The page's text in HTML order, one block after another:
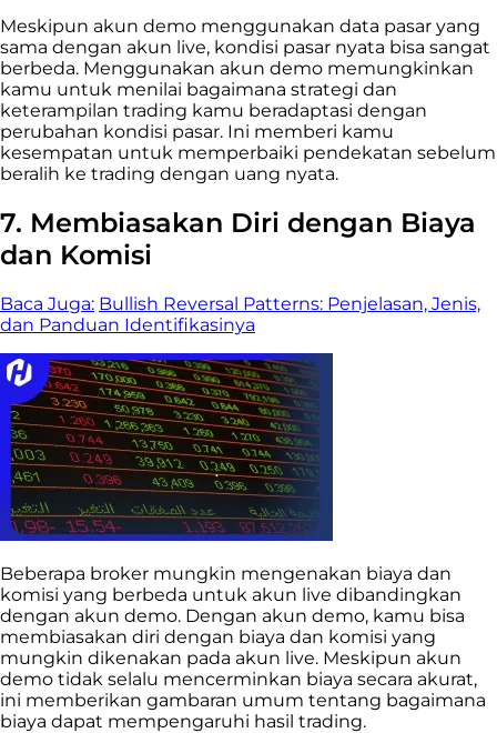
Meskipun akun demo menggunakan data pasar yang
sama dengan akun live, kondisi pasar nyata bisa sangat
berbeda. Menggunakan akun demo memungkinkan
kamu untuk menilai bagaimana strategi dan
keterampilan trading kamu beradaptasi dengan
perubahan kondisi pasar. Ini memberi kamu
kesempatan untuk memperbaiki pendekatan sebelum
beralih ke trading dengan uang nyata.
7. Membiasakan Diri dengan Biaya
dan Komisi
Baca Juga: Bullish Reversal Patterns: Penjelasan, Jenis,
dan Panduan Identifikasinya
Beberapa broker mungkin mengenakan biaya dan
komisi yang berbeda untuk akun live dibandingkan
dengan akun demo. Dengan akun demo, kamu bisa
membiasakan diri dengan biaya dan komisi yang
mungkin dikenakan pada akun live. Meskipun akun
demo tidak selalu mencerminkan biaya secara akurat,
ini memberikan gambaran umum tentang bagaimana
biaya dapat mempengaruhi hasil trading.